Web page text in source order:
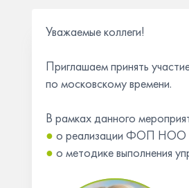
Уважаемые коллеги!
Приглашаем принять
по московскому времени.
В рамках данного
● о реализации ФОП НОО
● о методике выполнения